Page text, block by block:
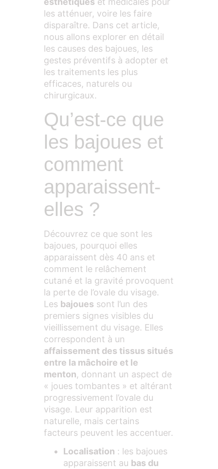
les atténuer, voire les faire
disparaître. Dans cet article,
nous allons explorer en détail
les causes des bajoues, les
gestes préventifs à adopter et
les traitements les plus
efficaces, naturels ou
chirurgicaux.
Qu’est-ce que
les bajoues et
comment
apparaissent-
elles ?
Découvrez ce que sont les
bajoues, pourquoi elles
apparaissent dès 40 ans et
comment le relâchement
cutané et la gravité provoquent
la perte de l’ovale du visage.
Les bajoues sont l’un des
premiers signes visibles du
vieillissement du visage. Elles
correspondent à un
affaissement des tissus situés
entre la mâchoire et le
menton, donnant un aspect de
« joues tombantes » et altérant
progressivement l’ovale du
visage. Leur apparition est
naturelle, mais certains
facteurs peuvent les accentuer.
Localisation : les bajoues
apparaissent au bas du